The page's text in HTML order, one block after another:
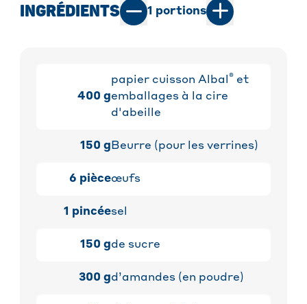
INGRÉDIENTS 1 portions
400 g
papier cuisson Albal ® et
emballages à la cire
d'abeille
150 g Beurre (pour les verrines)
6 pièceœufs
1 pincéesel
150 gde sucre
300 gd’amandes (en poudre)